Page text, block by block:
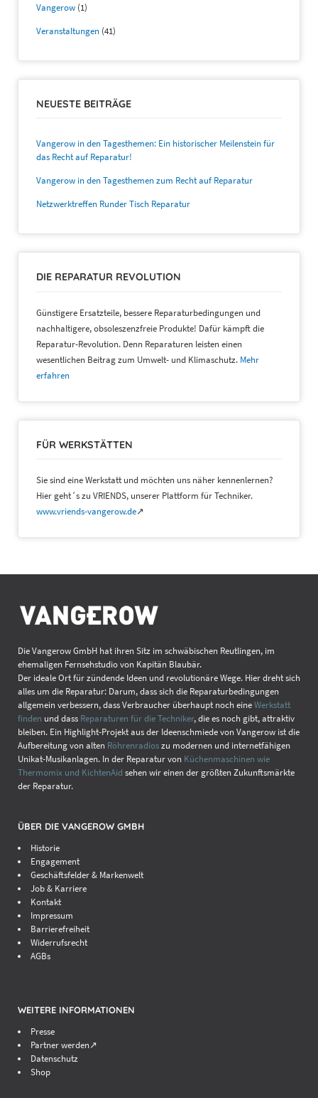
Vangerow (1)
Veranstaltungen (41)
NEUESTE BEITRÄGE
Vangerow in den Tagesthemen: Ein historischer Meilenstein für
das Recht auf Reparatur!
Vangerow in den Tagesthemen zum Recht auf Reparatur
Netzwerktreffen Runder Tisch Reparatur
DIE REPARATUR REVOLUTION
Günstigere Ersatzteile, bessere Reparaturbedingungen und
nachhaltigere, obsoleszenzfreie Produkte! Dafür kämpft die
Reparatur-Revolution. Denn Reparaturen leisten einen
wesentlichen Beitrag zum Umwelt- und Klimaschutz. Mehr
erfahren
FÜR WERKSTÄTTEN
Sie sind eine Werkstatt und möchten uns näher kennenlernen?
Hier geht´s zu VRIENDS, unserer Plattform für Techniker.
www.vriends-vangerow.de↗
Die Vangerow GmbH hat ihren Sitz im schwäbischen Reutlingen, im
ehemaligen Fernsehstudio von Kapitän Blaubär.
Der ideale Ort für zündende Ideen und revolutionäre Wege. Hier dreht sich
alles um die Reparatur: Darum, dass sich die Reparaturbedingungen
allgemein verbessern, dass Verbraucher überhaupt noch eineWerkstatt
finden und dass Reparaturen für die Techniker, die es noch gibt, attraktiv
bleiben. Ein Highlight-Projekt aus der Ideenschmiede von Vangerow ist die
Aufbereitung von alten Röhrenradioszu modernen und internetfähigen
Unikat-Musikanlagen. In der Reparatur von Küchenmaschinen wie
Thermomix und KichtenAid sehen wir einen der größten Zukunftsmärkte
der Reparatur.
ÜBER DIE VANGEROW GMBH
Historie
Engagement
Geschäftsfelder & Markenwelt
Job & Karriere
Kontakt
Impressum
Barrierefreiheit
Widerrufsrecht
AGBs
WEITERE INFORMATIONEN
Presse
Partner werden↗
Datenschutz
Shop